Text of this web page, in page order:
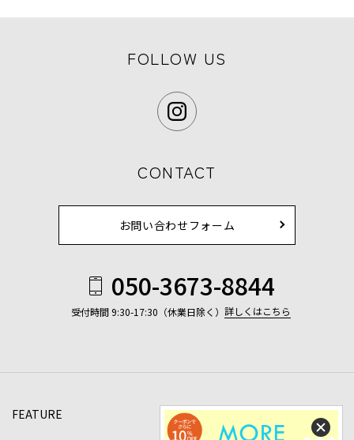
FOLLOW US
CONTACT
お問い合わせフォーム
050-3673-8844
受付時間 9:30-17:30（休業日除く） 詳しくはこちら
FEATURE